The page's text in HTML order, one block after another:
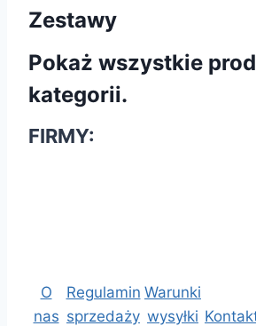
Zestawy
Pokaż wszystkie
kategorii.
FIRMY:
O
nas
Regulamin
sprzedaży
Warunki
wysyłki